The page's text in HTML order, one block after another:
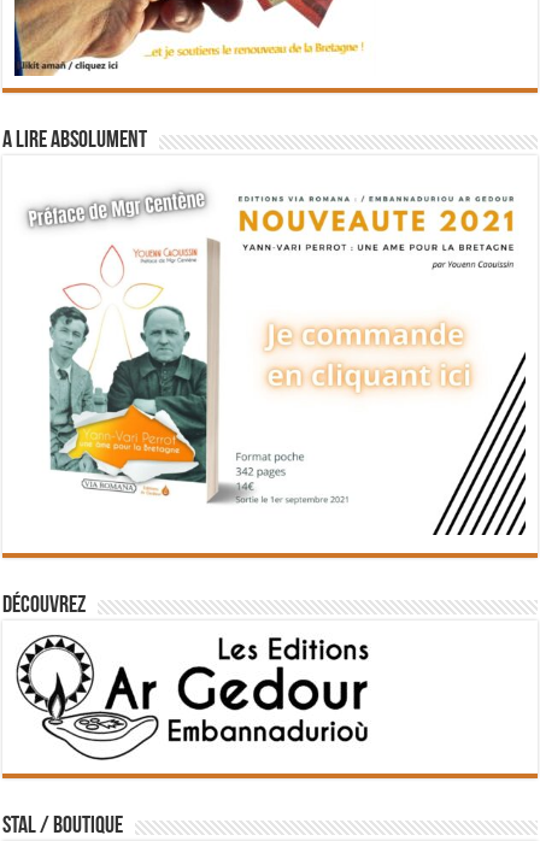
A lire absolument
Découvrez
STAL / BOUTIQUE